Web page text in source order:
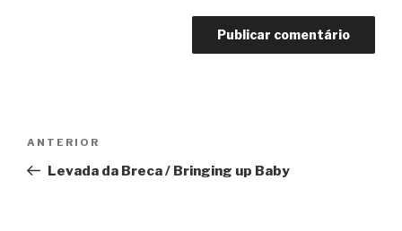
Post
Anterior
ANTERIOR
Levada da Breca / Bringing up Baby